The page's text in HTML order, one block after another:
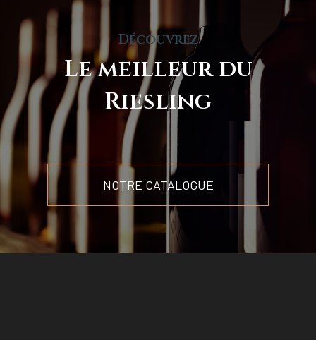
Découvrez
Le meilleur du
Riesling
NOTRE CATALOGUE